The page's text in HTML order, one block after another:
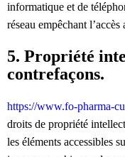
informatique et de
réseau empêchant l’accès
5. Propriété
contrefaçons.
https://www.fo-pharma-
droits de propriété
les éléments accessibles